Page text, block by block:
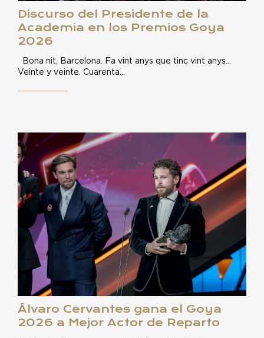
Discurso del Presidente de la
Academia en los Premios Goya
2026
Bona nit, Barcelona. Fa vint anys que tinc vint anys…
Veinte y veinte. Cuarenta…
Álvaro Cervantes gana el Goya
2026 a Mejor Actor de Reparto